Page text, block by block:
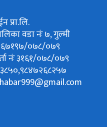
वडा नंः ७, गुल्मी
०७८/०७९
नंः ३१६१/०७८/०७९